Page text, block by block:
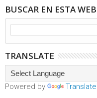
BUSCAR EN ESTA WEB
TRANSLATE
Powered by Translate